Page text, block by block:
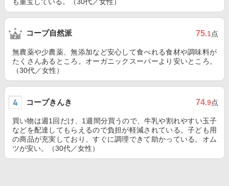
コープ自然派 75.1点
無農薬や少農薬、無添加など安心して食べれる食材や調味料が
たくさんあるところ。オーガニックスーパーより安いところ。
（30代／女性）
コープきんき 74.9点
買い物は週1回だけ、1週間分買うので、牛乳や割れやすい玉子
などを配達してもらえるので負担が軽減されている。子ども用
の商品が充実しており、すぐに調理できて助かっている。オム
ツが安い。（30代／女性）